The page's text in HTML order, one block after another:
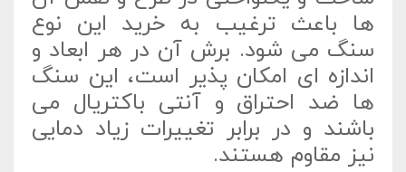
ها باعث ترغیب به خرید این نوع
سنگ می شود. برش آن در هر ابعاد و
اندازه ای امکان پذیر است، این سنگ
ها ضد احتراق و آنتی باکتریال می
باشند و در برابر تغییرات زیاد دمایی
نیز مقاوم هستند.